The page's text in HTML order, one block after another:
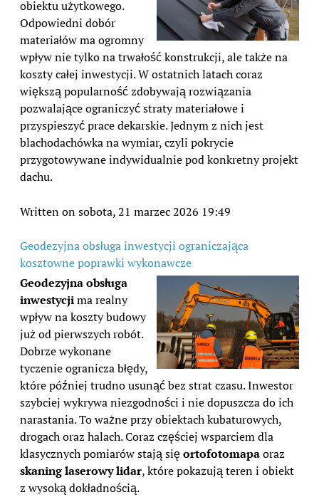
obiektu użytkowego.
Odpowiedni dobór
materiałów ma ogromny
wpływ nie tylko na trwałość konstrukcji, ale także na
koszty całej inwestycji. W ostatnich latach coraz
większą popularność zdobywają rozwiązania
pozwalające ograniczyć straty materiałowe i
przyspieszyć prace dekarskie. Jednym z nich jest
blachodachówka na wymiar, czyli pokrycie
przygotowywane indywidualnie pod konkretny projekt
dachu.
Written on sobota, 21 marzec 2026 19:49
Geodezyjna obsługa inwestycji ograniczająca
kosztowne poprawki wykonawcze
Geodezyjna obsługa
inwestycjima realny
wpływ na koszty budowy
już od pierwszych robót.
Dobrze wykonane
tyczenie ogranicza błędy,
które później trudno usunąć bez strat czasu. Inwestor
szybciej wykrywa niezgodności i nie dopuszcza do ich
narastania. To ważne przy obiektach kubaturowych,
drogach oraz halach. Coraz częściej wsparciem dla
klasycznych pomiarów stają sięortofotomapaoraz
skaning laserowy lidar, które pokazują teren i obiekt
z wysoką dokładnością.